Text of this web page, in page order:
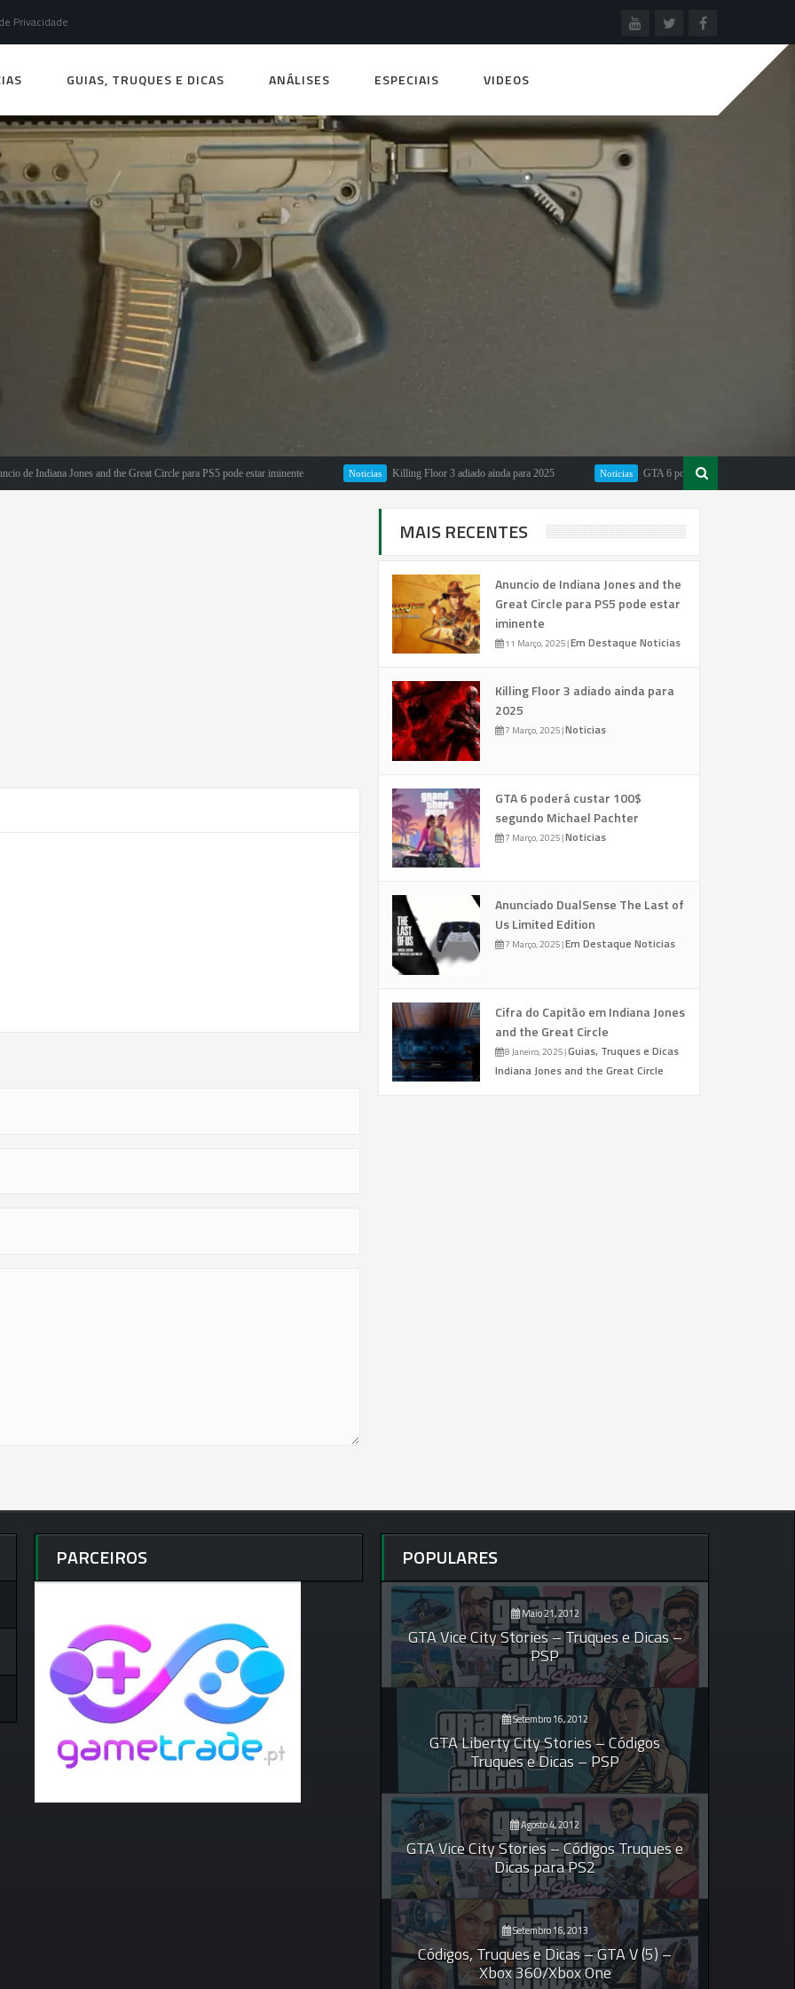
Privacidade
GUIAS, TRUQUES E DICAS ANÁLISES ESPECIAIS VIDEOS
Jones and the Great Circle para PS5 pode estar iminente Killing Floor 3 adiado ainda para 2025 GTA 6 poderá custar 100$ segundo
MAIS RECENTES
Anuncio de Indiana Jones and the
Great Circle para PS5 pode estar
iminente
11 Março, 2025|Em Destaque Noticias
Killing Floor 3 adiado ainda para
2025
7 Março, 2025|Noticias
GTA 6 poderá custar 100$
segundo Michael Pachter
7 Março, 2025|Noticias
Anunciado DualSense The Last of
Us Limited Edition
7 Março, 2025|Em Destaque Noticias
Cifra do Capitão em Indiana Jones
and the Great Circle
8 Janeiro, 2025|Guias, Truques e Dicas
Indiana Jones and the Great Circle
PARCEIROS POPULARES
Maio 21, 2012
GTA Vice City Stories – Truques e Dicas –
PSP
Setembro 16, 2012
GTA Liberty City Stories – Códigos
Truques e Dicas – PSP
Agosto 4, 2012
GTA Vice City Stories – Códigos Truques e
Dicas para PS2
Setembro 16, 2013
Códigos, Truques e Dicas – GTA V (5) –
Xbox 360/Xbox One